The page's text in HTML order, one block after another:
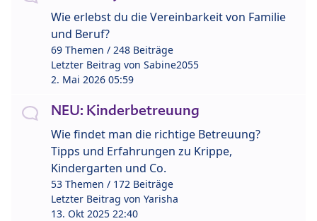
Wie erlebst du die Vereinbarkeit von Familie
und Beruf?
69 Themen / 248 Beiträge
Letzter Beitrag von Sabine2055
2. Mai 2026 05:59
NEU: Kinderbetreuung
Wie findet man die richtige Betreuung?
Tipps und Erfahrungen zu Krippe,
Kindergarten und Co.
53 Themen / 172 Beiträge
Letzter Beitrag von Yarisha
13. Okt 2025 22:40